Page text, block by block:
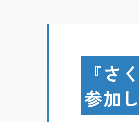
『さ
参加